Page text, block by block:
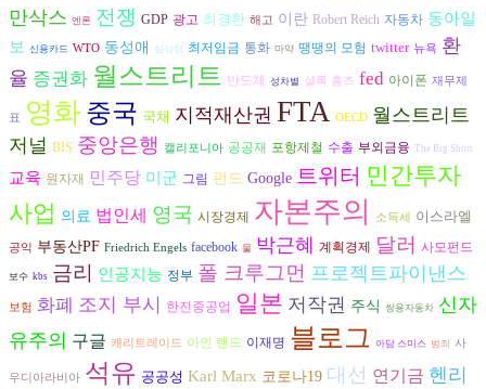
만삭스 엔론 전쟁 GDP 광고 최경환 해고 이란 Robert Reich 자동차 동아일
보 신용카드 WTO 동성애 심상정 최저임금 통화 마약 땡땡의 모험 twitter 뉴욕 환
율 증권화 월스트리트 반도체 성차별 셜록 홈즈 fed 아이폰 재무제
표 영화중국 국채 지적재산권 FTA OECD 월스트리트
저널 BIS 중앙은행 캘리포니아 공공재 포항제철 수출 부외금융 The Big Short
교육 원자재 민주당 미군 그림 펀드 Google 트위터 민간투자
사업 의료 법인세 영국 시장경제 자본주의 소득세 이스라엘
공익 부동산PF Friedrich Engels facebook 물 박근혜 계획경제 달러 사모펀드
보수 kbs 금리 인공지능 정부 폴 크루그먼 프로젝트파이낸스
보험 화폐 조지 부시 한진중공업 일본 저작권 주식 쌍용자동차 신자
유주의 구글 캐리트레이드 아인 랜드 이재명 블로그 아담 스미스 범죄 사
우디아라비아 석유 공공성 Karl Marx 코로나19 대선 연기금 헨리